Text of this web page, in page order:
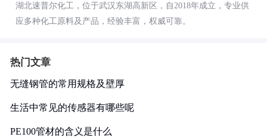
湖北速普尔化工，位于武汉东湖高新区，自2018年成立，专业供
应多种化工原料及产品，经验丰富，权威可靠。
热门文章
无缝钢管的常用规格及壁厚
生活中常见的传感器有哪些呢
PE100管材的含义是什么